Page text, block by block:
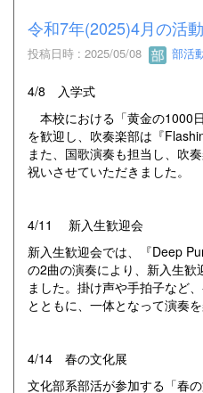
令和7年(2025)4月の活
投稿日時 : 2025/05/08 部活
4/8 入学式
本校における「黄金の1000
を歓迎し、吹奏楽部は『
また、国歌演奏も担当し、吹
祝いさせていただきました。
4/11 新入生歓迎会
新入生歓迎会では、『Deep
の2曲の演奏により、新入生
ました。掛け声や手拍子など
とともに、一体となって演奏を
4/14 春の文化展
文化部系部活が参加する「春